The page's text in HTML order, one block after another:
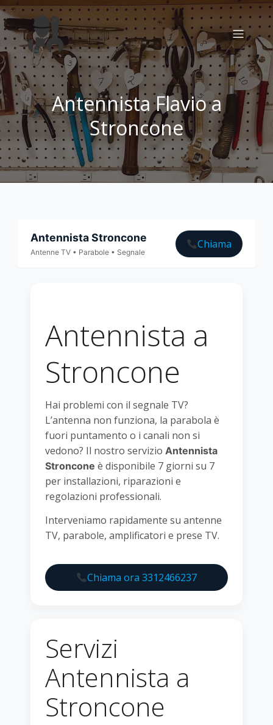
Antennista Flavio a
Stroncone
Antennista Stroncone
Antenne TV • Parabole • Segnale
Chiama
Antennista a
Stroncone
Hai problemi con il segnale TV?
L’antenna non funziona, la parabola è
fuori puntamento o i canali non si
vedono? Il nostro servizio Antennista
Stroncone è disponibile 7 giorni su 7
per installazioni, riparazioni e
regolazioni professionali.
Interveniamo rapidamente su antenne
TV, parabole, amplificatori e prese TV.
Chiama ora 3312466237
Servizi
Antennista a
Stroncone